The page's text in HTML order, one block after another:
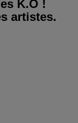
K.O !
artistes.